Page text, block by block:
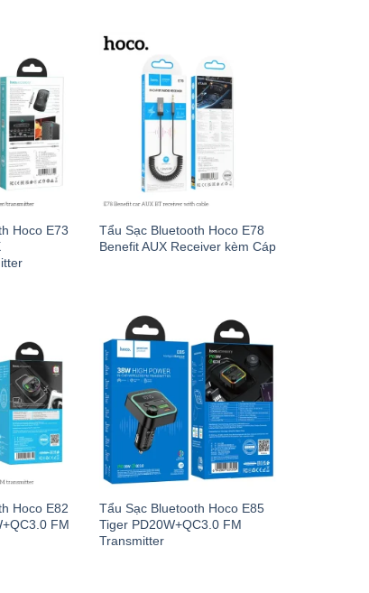
Hoco E73
Tẩu Sạc Bluetooth Hoco E78
Benefit AUX Receiver kèm Cáp
Hoco E82
FM
Tẩu Sạc Bluetooth Hoco E85
Tiger PD20W+QC3.0 FM
Transmitter